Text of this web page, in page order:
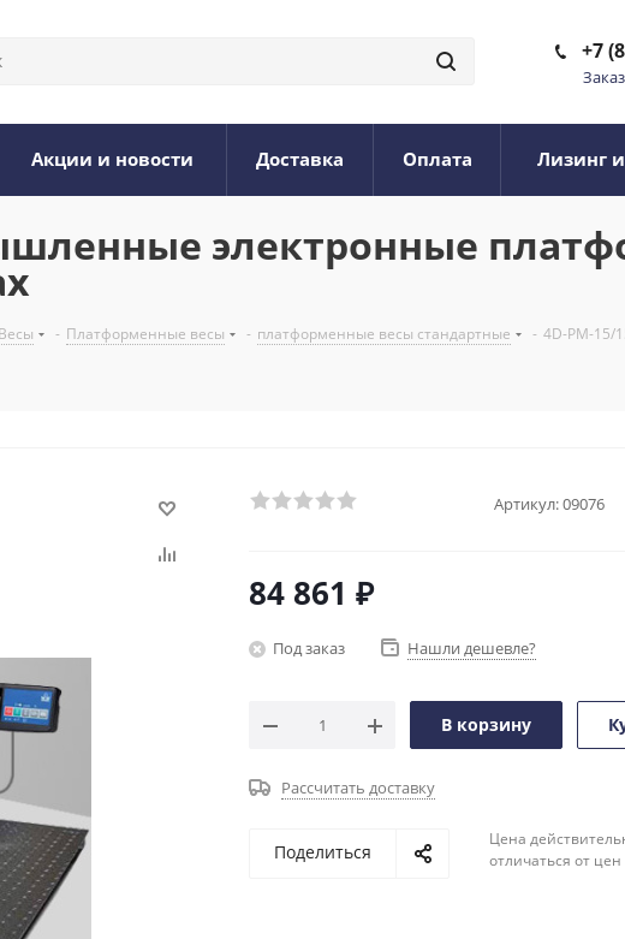
+7
Акции и новости Доставка Оплата Лизинг
электронные
Весы - Платформенные весы - платформенные весы стандартные - 4D-PM-15/
Артикул:09076
84 861 ₽
Под заказ Нашли дешевле?
В корзину
Рассчитать доставку
Поделиться
Цена
отличаться от